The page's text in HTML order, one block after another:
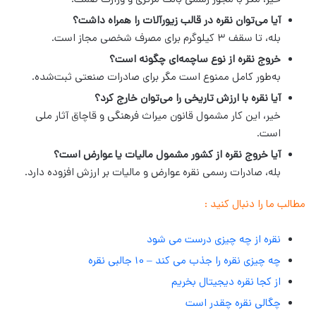
آیا می‌توان نقره در قالب زیورآلات را همراه داشت؟
بله، تا سقف ۳ کیلوگرم برای مصرف شخصی مجاز است.
خروج نقره از نوع ساچمه‌ای چگونه است؟
به‌طور کامل ممنوع است مگر برای صادرات صنعتی ثبت‌شده.
آیا نقره با ارزش تاریخی را می‌توان خارج کرد؟
خیر، این کار مشمول قانون میراث فرهنگی و قاچاق آثار ملی
است.
آیا خروج نقره از کشور مشمول مالیات یا عوارض است؟
بله، صادرات رسمی نقره عوارض و مالیات بر ارزش افزوده دارد.
مطالب ما را دنبال کنید :
نقره از چه چیزی درست می شود
چه چیزی نقره را جذب می کند – 10 جالبی نقره
از کجا نقره دیجیتال بخریم
چگالی نقره چقدر است